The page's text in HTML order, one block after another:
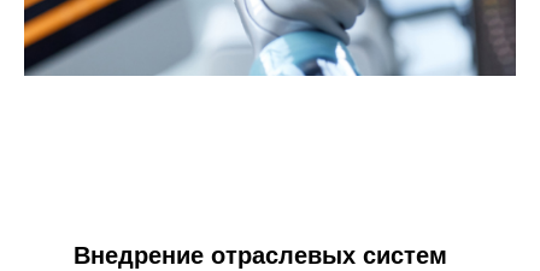
Внедрение отраслевых систем